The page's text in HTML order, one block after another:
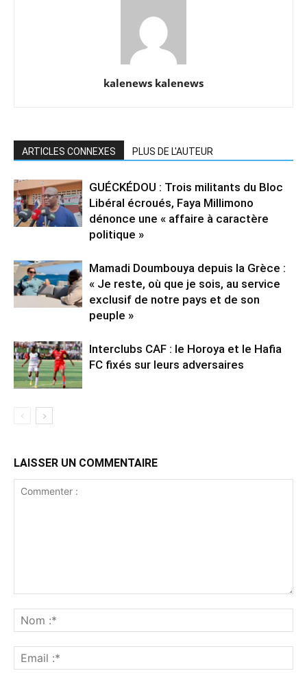
kalenews kalenews
ARTICLES CONNEXES PLUS DE L'AUTEUR
GUÉCKÉDOU : Trois militants du Bloc
Libéral écroués, Faya Millimono
dénonce une « affaire à caractère
politique »
Mamadi Doumbouya depuis la Grèce :
« Je reste, où que je sois, au service
exclusif de notre pays et de son
peuple »
Interclubs CAF : le Horoya et le Hafia
FC fixés sur leurs adversaires
LAISSER UN COMMENTAIRE